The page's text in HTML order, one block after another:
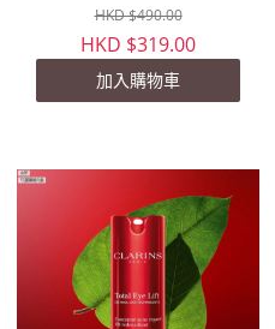
HKD $490.00
HKD $319.00
加入購物車